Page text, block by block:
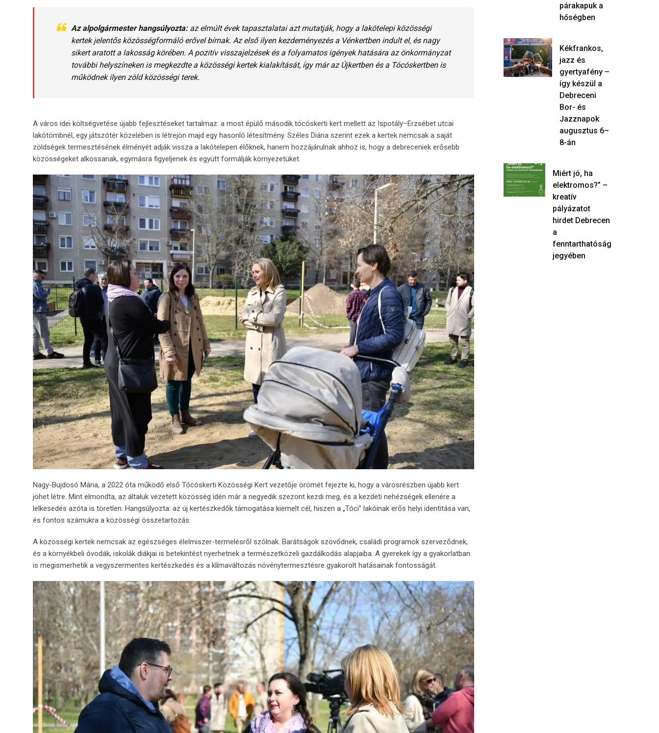
Azalpolgármesterhangsúlyozta: azelmúltévek tapasztalataiaztmutatják, hogya lakótelepiközösségi
kertekjelentős közösségformáló erővelbírnak. Azelsőilyen kezdeményezés a Vénkertben indultel, és nagy
sikertaratotta lakosság körében. A pozitív visszajelzésekés a folyamatos igényekhatására azönkormányzat
továbbihelyszíneken is megkezdtea közösségikertekkialakítását, ígymáraz Újkertben és a Tócóskertben is
működnekilyenzöldközösségi terek.
A város idei költségvetése újabb fejlesztéseket tartalmaz: a most épülő második tócóskerti kert mellett az Ispotály–Erzsébet utcai
lakótömbnél, egy játszótér közelében is létrejön majd egy hasonló létesítmény. Széles Diána szerint ezek a kertek nemcsak a saját
zöldségek termesztésének élményét adják vissza a lakótelepen élőknek, hanem hozzájárulnak ahhoz is, hogy a debreceniek erősebb
közösségeket alkossanak, egymásra figyeljenek és együtt formálják környezetüket.
Nagy-Bujdosó Mária, a 2022 óta működő első Tócóskerti Közösségi Kert vezetője örömét fejezte ki, hogy a városrészben újabb kert
jöhet létre. Mint elmondta, az általuk vezetett közösség idén már a negyedik szezont kezdi meg, és a kezdeti nehézségek ellenére a
lelkesedés azóta is töretlen. Hangsúlyozta: az új kertészkedők támogatása kiemelt cél, hiszen a „Tóci” lakóinak erős helyi identitása van,
és fontos számukra a közösségi összetartozás.
A közösségi kertek nemcsak az egészséges élelmiszer-termelésről szólnak. Barátságok szövődnek, családi programok szerveződnek,
és a környékbeli óvodák, iskolák diákjai is betekintést nyerhetnek a természetközeli gazdálkodás alapjaiba. A gyerekek így a gyakorlatban
is megismerhetik a vegyszermentes kertészkedés és a klímaváltozás növénytermesztésre gyakorolt hatásainak fontosságát.
párakapuk a
hőségben
Kékfrankos,
jazz és
gyertyafény –
így készül a
Debreceni
Bor- és
Jazznapok
augusztus 6–
8-án
Miért jó, ha
elektromos?” –
kreatív
pályázatot
hirdet Debrecen
a
fenntarthatóság
jegyében